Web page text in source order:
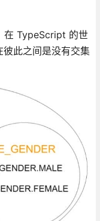
在 TypeScript 的世
此之间是没有交集